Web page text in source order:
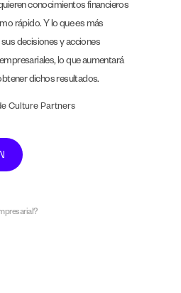
conocimientos financieros
rápido. Y lo que es más
decisiones y acciones
lo que aumentará
dichos resultados.
Culture Partners